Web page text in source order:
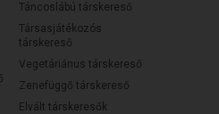
Táncoslábú társkereső
Társasjátékozós
társkereső
Vegetáriánus társkereső
Zenefüggő társkereső
Elvált társkeresők